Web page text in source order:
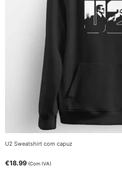
U2 Sweatshirt com capuz
€18.99 (Com IVA)